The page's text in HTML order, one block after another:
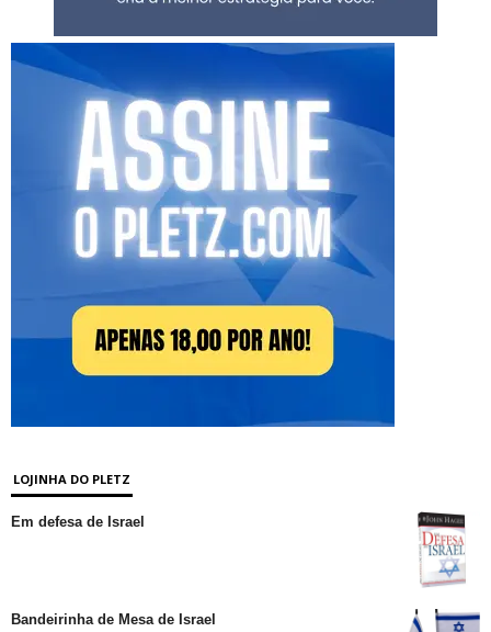
LOJINHA DO PLETZ
Em defesa de Israel
Bandeirinha de Mesa de Israel